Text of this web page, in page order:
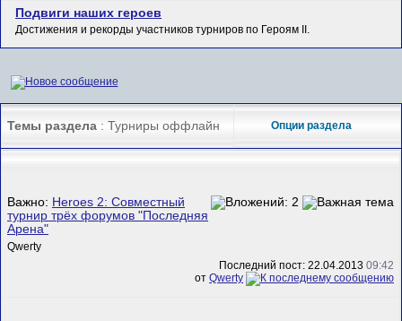
Подвиги наших героев
Достижения и рекорды участников турниров по Героям II.
Темы раздела : Турниры оффлайн Опции раздела
Важно: Heroes 2: Совместный
турнир трёх форумов "Последняя
Арена"
Qwerty
Последний пост: 22.04.2013 09:42
от Qwerty